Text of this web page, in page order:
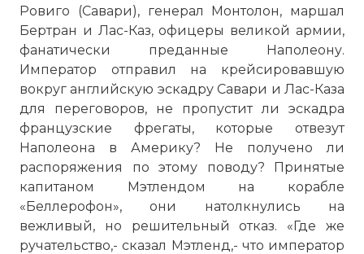
Ровиго (Савари), генерал Монтолон, маршал
Бертран и Лас-Каз, офицеры великой армии,
фанатически преданные Наполеону.
Император отправил на крейсировавшую
вокруг английскую эскадру Савари и Лас-Каза
для переговоров, не пропустит ли эскадра
французские фрегаты, которые отвезут
Наполеона в Америку? Не получено ли
распоряжения по этому поводу? Принятые
капитаном Мэтлендом на корабле
«Беллерофон», они натолкнулись на
вежливый, но решительный отказ. «Где же
ручательство,- сказал Мэтленд,- что император